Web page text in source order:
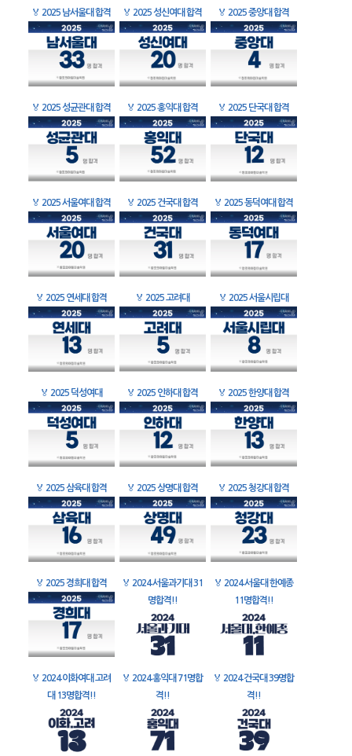
🏅 2025 남서울대 합격 🏅 2025 성신여대 합격 🏅 2025 중앙대 합격
🏅 2025 성균관대 합격 🏅 2025 홍익대 합격 🏅 2025 단국대 합격
🏅 2025 서울여대 합격 🏅 2025 건국대 합격 🏅 2025 동덕여대 합격
🏅 2025 연세대 합격 🏅 2025 고려대 🏅 2025 서울시립대
🏅 2025 덕성여대 🏅 2025 인하대 합격 🏅 2025 한양대 합격
🏅 2025 삼육대 합격 🏅 2025 상명대 합격 🏅 2025 청강대 합격
🏅 2025 경희대 합격 🏅 2024 서울과기대 31
명합격!!
🏅 2024 서울대 한예종
11명합격!!
🏅 2024 이화여대 고려
대 13명합격!!
🏅 2024 홍익대 71명합
격!!
🏅 2024 건국대 39명합
격!!